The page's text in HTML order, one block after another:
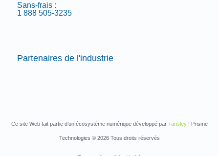
Partenaires de l'industrie
Sans-frais :
1 888 505-3235
Ce site Web fait partie d’un écosystème numérique développé par Tansley | Prisme
Technologies © 2026 Tous droits réservés